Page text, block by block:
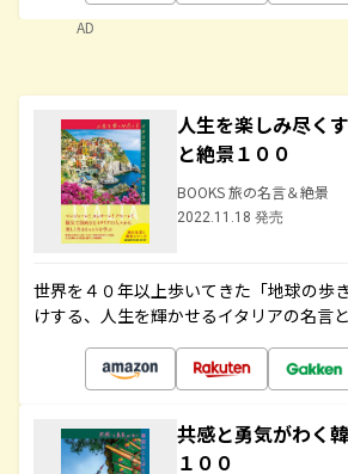
AD
人生を楽しみ尽く
と絶景１００
BOOKS 旅の名言＆絶景
2022.11.18 発売
世界を４０年以上歩いてきた「地球の歩
けする、人生を輝かせるイタリアの名言
共感と勇気がわく
１００